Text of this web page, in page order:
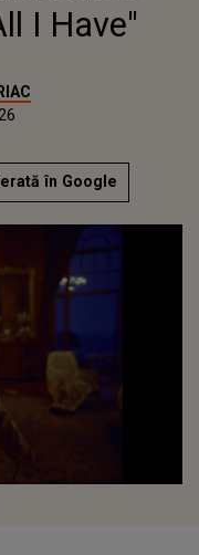
I Have"
în Google